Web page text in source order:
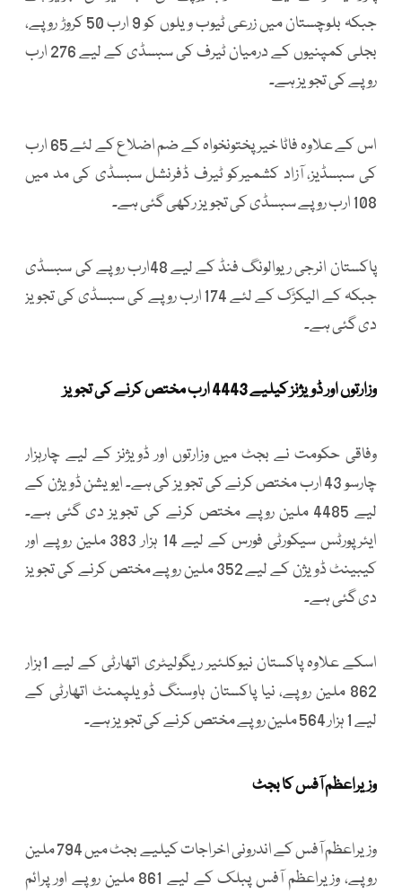
جبکہ بلوچستان میں زرعی ٹیوب ویلوں کو 9 ارب 50 کروڑ روپے،
بجلی کمپنیوں کے درمیان ٹیرف کی سبسڈی کے لیے 276 ارب
روپے کی تجویز ہے۔
اس کے علاوہ فاٹا خیرپختونخواہ کے ضم اضلاع کے لئے 65 ارب
کی سبسڈیز، آزاد کشمیرکو ٹیرف ڈفرنشل سبسڈی کی مد میں
108 ارب روپے سبسڈی کی تجویز رکھی گئی ہے۔
پاکستان انرجی ریوالونگ فنڈ کے لیے 48ارب روپے کی سبسڈی
جبکہ کے الیکڑک کے لئے 174 ارب روپے کی سبسڈی کی تجویز
دی گئی ہے۔
وزارتوں اور ڈویژنز کیلیے 4443 ارب مختص کرنے کی تجویز
وفاقی حکومت نے بجٹ میں وزارتوں اور ڈویژنز کے لیے چارہزار
چارسو 43 ارب مختص کرنے کی تجویز کی ہے۔ ایویشن ڈویژن کے
لیے 4485 ملین روپے مختص کرنے کی تجویز دی گئی ہے۔
ایئرپورٹس سیکورٹی فورس کے لیے 14 ہزار 383 ملین روپے اور
کیبینٹ ڈویژن کے لیے 352 ملین روپے مختص کرنے کی تجویز
دی گئی ہے۔
اسکے علاوہ پاکستان نیوکلئیر ریگولیٹری اتھارٹی کے لیے 1ہزار
862 ملین روپے، نیا پاکستان ہاوسنگ ڈویلپمنٹ اتھارٹی کے
لیے 1 ہزار 564 ملین روپے مختص کرنے کی تجویز ہے۔
وزیراعظم آفس کا بجٹ
وزیراعظم آفس کے اندرونی اخراجات کیلیے بجٹ میں 794 ملین
روپے، وزیراعظم آفس پبلک کے لیے 861 ملین روپے اور پرائم